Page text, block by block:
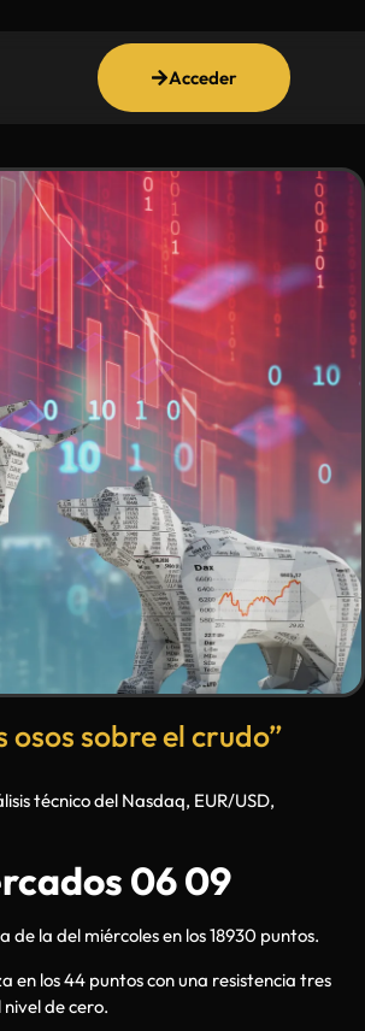
Acceder
osos sobre el crudo”
técnico del Nasdaq, EUR/USD,
06 09
la del miércoles en los 18930 puntos.
en los 44 puntos con una resistencia tres
de cero.